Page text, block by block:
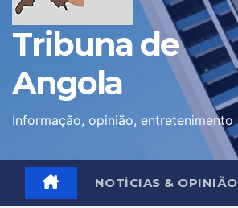
Tribuna de
Angola
Informação, opinião, entretenimento
NOTÍCIAS & OPINIÃO